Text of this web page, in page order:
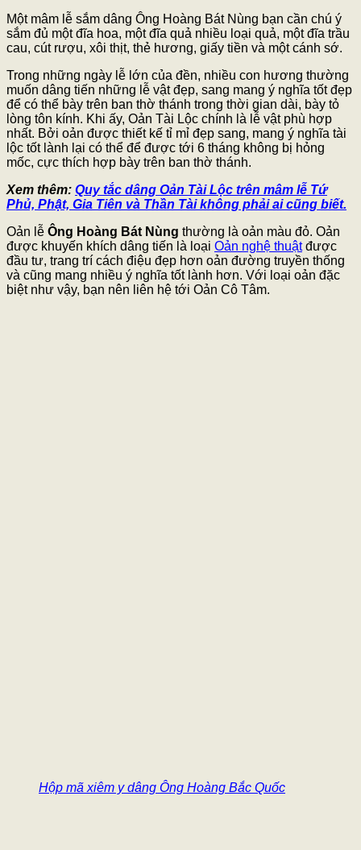
Một mâm lễ sắm dâng Ông Hoàng Bát Nùng bạn cần chú ý
sắm đủ một đĩa hoa, một đĩa quả nhiều loại quả, một đĩa trầu
cau, cút rượu, xôi thịt, thẻ hương, giấy tiền và một cánh sớ.
Trong những ngày lễ lớn của đền, nhiều con hương thường
muốn dâng tiến những lễ vật đẹp, sang mang ý nghĩa tốt đẹp
để có thể bày trên ban thờ thánh trong thời gian dài, bày tỏ
lòng tôn kính. Khi ấy, Oản Tài Lộc chính là lễ vật phù hợp
nhất. Bởi oản được thiết kế tỉ mỉ đẹp sang, mang ý nghĩa tài
lộc tốt lành lại có thể để được tới 6 tháng không bị hỏng
mốc, cực thích hợp bày trên ban thờ thánh.
Xem thêm: Quy tắc dâng Oản Tài Lộc trên mâm lễ Tứ
Phủ, Phật, Gia Tiên và Thần Tài không phải ai cũng biết.
Oản lễ Ông Hoàng Bát Nùng thường là oản màu đỏ. Oản
được khuyến khích dâng tiến là loại Oản nghệ thuậtđược
đầu tư, trang trí cách điệu đẹp hơn oản đường truyền thống
và cũng mang nhiều ý nghĩa tốt lành hơn. Với loại oản đặc
biệt như vậy, bạn nên liên hệ tới Oản Cô Tâm.
Hộp mã xiêm y dâng Ông Hoàng Bắc Quốc